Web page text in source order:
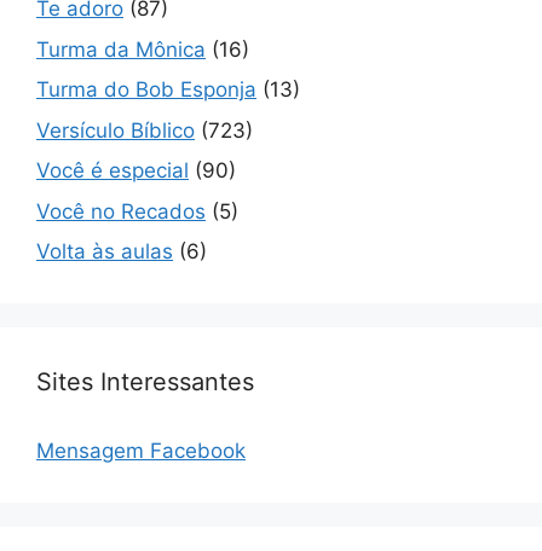
Te adoro (87)
Turma da Mônica (16)
Turma do Bob Esponja (13)
Versículo Bíblico (723)
Você é especial (90)
Você no Recados (5)
Volta às aulas (6)
Sites Interessantes
Mensagem Facebook